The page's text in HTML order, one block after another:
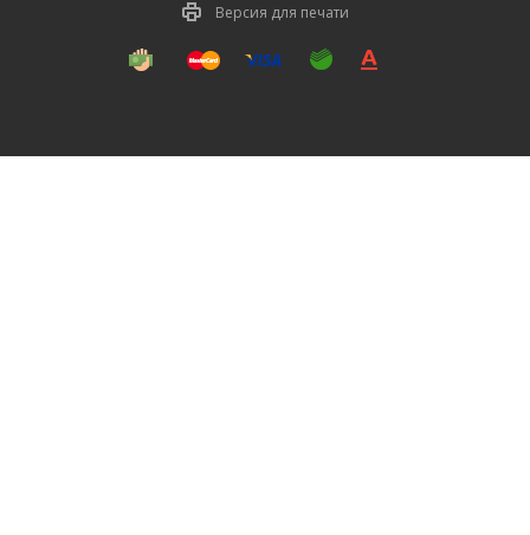
Версия для печати